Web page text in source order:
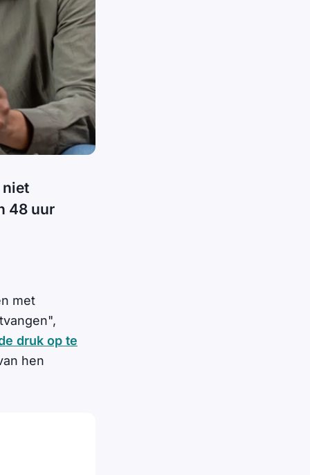
niet
48 uur
met
druk op te
hen